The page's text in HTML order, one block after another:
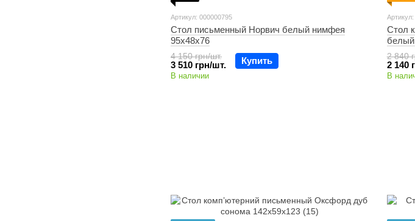
Артикул: 000000795
Стол письменный Норвич белый нимфея
95х48х76
4 150 грн/шт.
3 510 грн/шт. Купить
В наличии
Стол
белый
2 840
2 140
В